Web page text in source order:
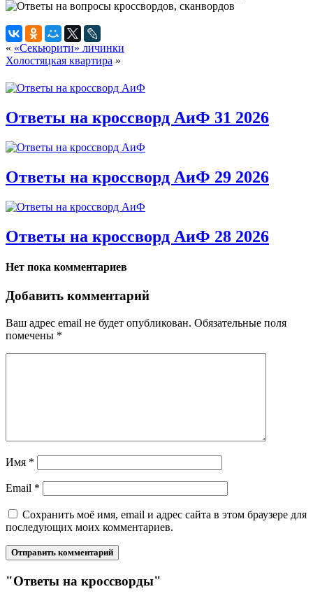
« «Секьюрити» личинки
Холостяцкая квартира »
Ответы на кроссворд АиФ 31 2026
Ответы на кроссворд АиФ 29 2026
Ответы на кроссворд АиФ 28 2026
Нет пока комментариев
Добавить комментарий
Ваш адрес email не будет опубликован. Обязательные поля
помечены *
Имя *
Email *
Сохранить моё имя, email и адрес сайта в этом браузере для
последующих моих комментариев.
"Ответы на кроссворды"